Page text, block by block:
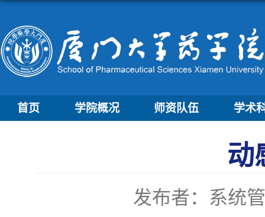
首页 学院概况 师资队伍 学术
动
发布者：系统